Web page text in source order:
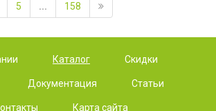
5 ... 158
Каталог Скидки
Документация Статьи
Карта сайта